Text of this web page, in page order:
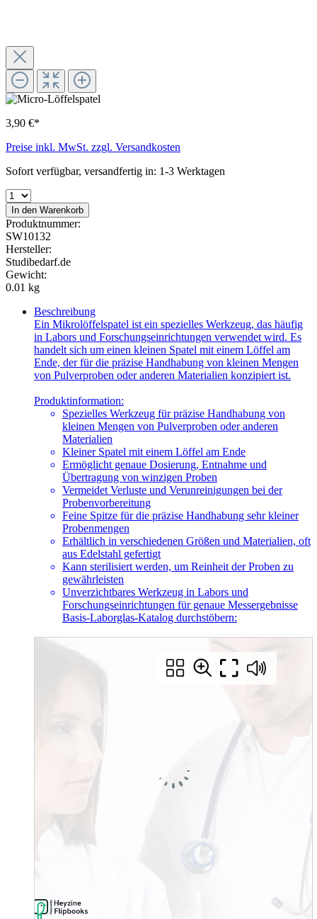
3,90 €*
Preise inkl. MwSt. zzgl. Versandkosten
Sofort verfügbar, versandfertig in: 1-3 Werktagen
In den Warenkorb
Produktnummer:
SW10132
Hersteller:
Studibedarf.de
Gewicht:
0.01 kg
Beschreibung
Ein Mikrolöffelspatel ist ein spezielles Werkzeug, das häufig
in Labors und Forschungseinrichtungen verwendet wird. Es
handelt sich um einen kleinen Spatel mit einem Löffel am
Ende, der für die präzise Handhabung von kleinen Mengen
von Pulverproben oder anderen Materialien konzipiert ist.
Produktinformation:
Spezielles Werkzeug für präzise Handhabung von
kleinen Mengen von Pulverproben oder anderen
Materialien
Kleiner Spatel mit einem Löffel am Ende
Ermöglicht genaue Dosierung, Entnahme und
Übertragung von winzigen Proben
Vermeidet Verluste und Verunreinigungen bei der
Probenvorbereitung
Feine Spitze für die präzise Handhabung sehr kleiner
Probenmengen
Erhältlich in verschiedenen Größen und Materialien, oft
aus Edelstahl gefertigt
Kann sterilisiert werden, um Reinheit der Proben zu
gewährleisten
Unverzichtbares Werkzeug in Labors und
Forschungseinrichtungen für genaue Messergebnisse
Basis-Laborglas-Katalog durchstöbern: